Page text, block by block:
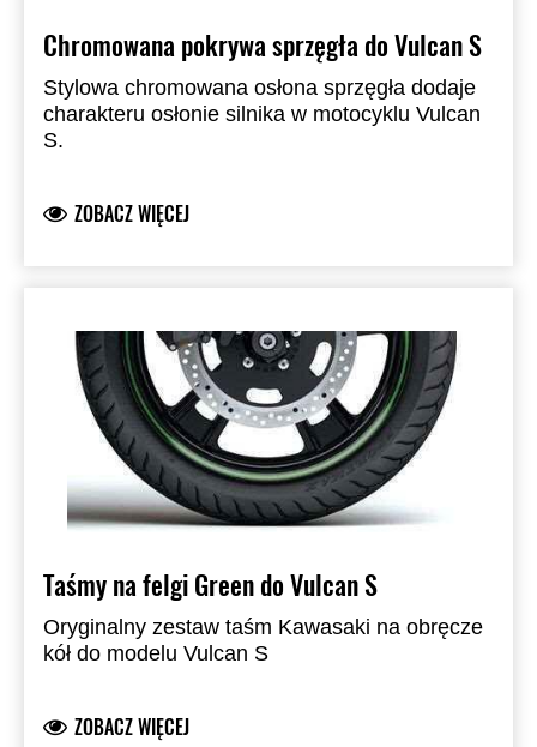
Chromowana pokrywa sprzęgła do Vulcan S
Stylowa chromowana osłona sprzęgła dodaje
charakteru osłonie silnika w motocyklu Vulcan
S.
ZOBACZ WIĘCEJ
Taśmy na felgi Green do Vulcan S
Oryginalny zestaw taśm Kawasaki na obręcze
kół do modelu Vulcan S
ZOBACZ WIĘCEJ